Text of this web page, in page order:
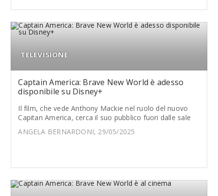
TELEVISIONE
Captain America: Brave New World è adesso
disponibile su Disney+
Il film, che vede Anthony Mackie nel ruolo del nuovo
Capitan America, cerca il suo pubblico fuori dalle sale
ANGELA BERNARDONI, 29/05/2025